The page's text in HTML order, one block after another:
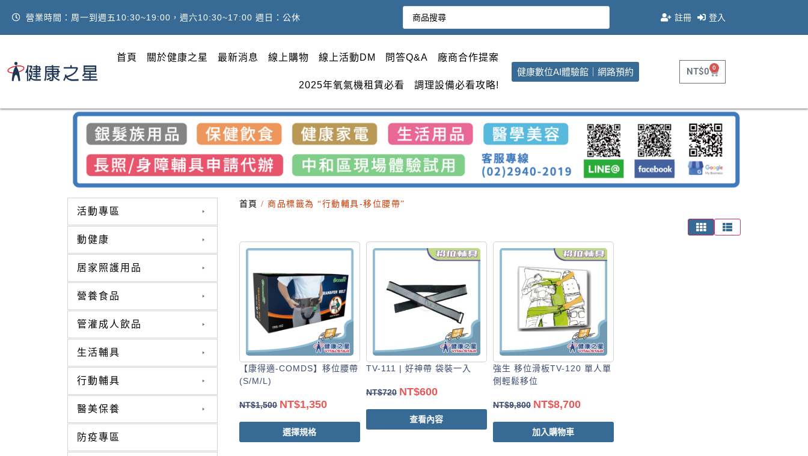
營業時間：周一到週五10:30~19:00，週六10:30~17:00 週日：公休 註冊 登入
首頁 關於健康之星 最新消息 線上購物 線上活動DM 問答Q&A 廠商合作提案
2025年氧氣機租賃必看 調理設備必看攻略!
健康數位AI體驗館｜網路預約 NT$0 0
活動專區
動健康
居家照護用品
營養食品
管灌成人飲品
生活輔具
行動輔具
醫美保養
防疫專區
首頁 / 商品標籤為 “行動輔具-移位腰帶”
【康得適-COMDS】移位腰帶
(S/M/L)
NT$1,500 NT$1,350
選擇規格
TV-111 | 好神帶 袋裝一入
NT$720 NT$600
查看內容
強生 移位滑板TV-120 單人單
側輕鬆移位
NT$9,800 NT$8,700
加入購物車